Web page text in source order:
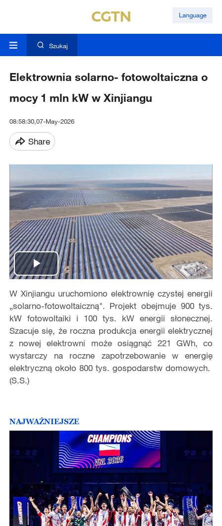
Language
Szukaj
Elektrownia solarno- fotowoltaiczna o
mocy 1 mln kW w Xinjiangu
08:58:30,07-May-2026
Share
Play
Video
W Xinjiangu uruchomiono elektrownię czystej energii
„solarno-fotowoltaiczną". Projekt obejmuje 900 tys.
kW fotowoltaiki i 100 tys. kW energii słonecznej.
Szacuje się, że roczna produkcja energii elektrycznej
z nowej elektrowni może osiągnąć 221 GWh, co
wystarczy na roczne zapotrzebowanie w energię
elektryczną około 800 tys. gospodarstw domowych.
(S.S.)
NAJWAŻNIEJSZE